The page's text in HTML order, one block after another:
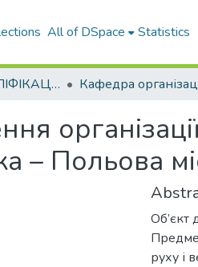
All of DSpace Statistics
ВИПУСКНІ КВАЛІФІКАЦІЙНІ РОБОТИ
– Польова
Об’єкт
руху і